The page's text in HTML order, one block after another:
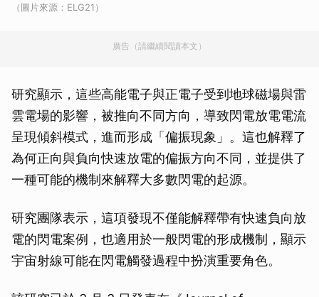
（圖片來源：ELG21）
廣告（請繼續閱讀本文）
研究顯示，這些高能電子與正電子受到地球磁場與雷
雲電場的影響，被推向不同方向，導致閃電放電電流
呈現傾斜模式，進而形成「偏振現象」。這也解釋了
為何正向與負向快速放電的偏振方向不同，並提供了
一種可能的機制來解釋大多數閃電的起源。
研究團隊表示，這項發現不僅能解釋帶有快速負向放
電的閃電案例，也適用於一般閃電的形成機制，顯示
宇宙射線可能在閃電觸發過程中扮演重要角色。